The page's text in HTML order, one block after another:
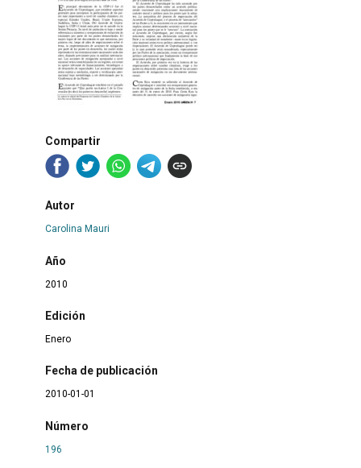
Compartir
Autor
Carolina Mauri
Año
2010
Edición
Enero
Fecha de publicación
2010-01-01
Número
196